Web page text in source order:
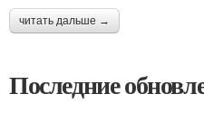
читать дальше →
Последние